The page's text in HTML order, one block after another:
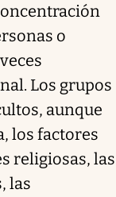
o
Los grupos
aunque
los factores
religiosas, las
las